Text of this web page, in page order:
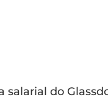
do